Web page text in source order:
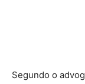
Segundo o